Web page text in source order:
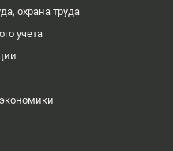
охрана труда
учета